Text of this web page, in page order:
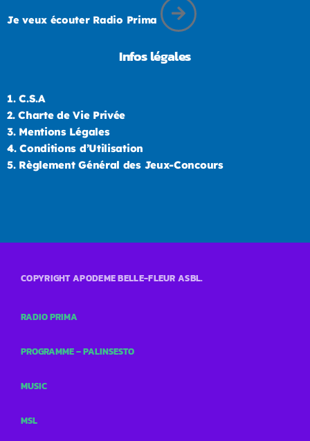
Je veux écouter Radio Prima
Infos légales
1. C.S.A
2. Charte de Vie Privée
3. Mentions Légales
4. Conditions d’Utilisation
5. Règlement Général des Jeux-Concours
COPYRIGHT APODEME BELLE-FLEUR ASBL.
RADIO PRIMA
PROGRAMME – PALINSESTO
MUSIC
MSL